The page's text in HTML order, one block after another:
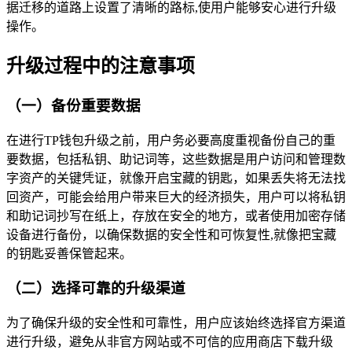
据迁移的道路上设置了清晰的路标,使用户能够安心进行升级
操作。
升级过程中的注意事项
（一）备份重要数据
在进行TP钱包升级之前，用户务必要高度重视备份自己的重
要数据，包括私钥、助记词等，这些数据是用户访问和管理数
字资产的关键凭证，就像开启宝藏的钥匙，如果丢失将无法找
回资产，可能会给用户带来巨大的经济损失，用户可以将私钥
和助记词抄写在纸上，存放在安全的地方，或者使用加密存储
设备进行备份，以确保数据的安全性和可恢复性,就像把宝藏
的钥匙妥善保管起来。
（二）选择可靠的升级渠道
为了确保升级的安全性和可靠性，用户应该始终选择官方渠道
进行升级，避免从非官方网站或不可信的应用商店下载升级